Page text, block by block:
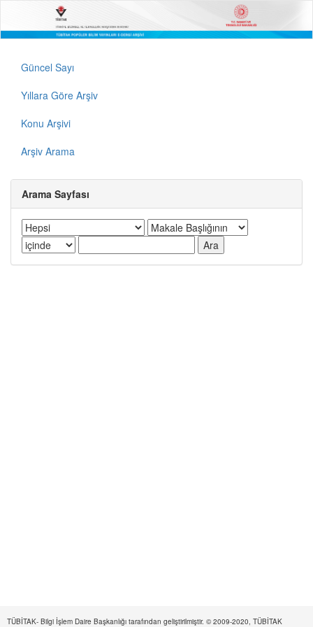
Güncel Sayı
Yıllara Göre Arşiv
Konu Arşivi
Arşiv Arama
Arama Sayfası
TÜBİTAK- Bilgi İşlem Daire Başkanlığı tarafından geliştirilmiştir. © 2009-2020, TÜBİTAK